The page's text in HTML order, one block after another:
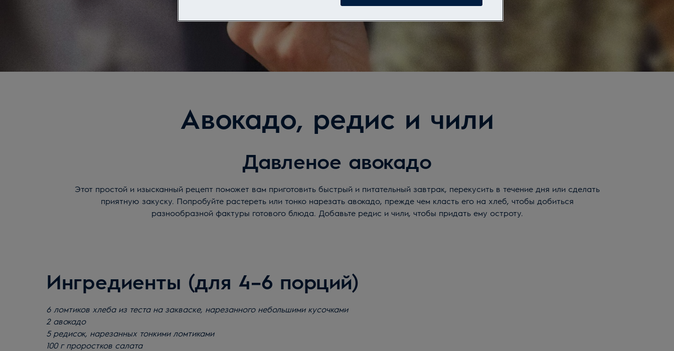
Авокадо, редис и чили
Давленое авокадо
Этот простой и изысканный рецепт поможет вам приготовить быстрый и питательный завтрак, перекусить в течение дня или сделать
приятную закуску. Попробуйте растереть или тонко нарезать авокадо, прежде чем класть его на хлеб, чтобы добиться
разнообразной фактуры готового блюда. Добавьте редис и чили, чтобы придать ему остроту.
Ингредиенты (для 4–6 порций)
6 ломтиков хлеба из теста на закваске, нарезанного небольшими кусочками
2 авокадо
5 редисок, нарезанных тонкими ломтиками
100 г проростков салата